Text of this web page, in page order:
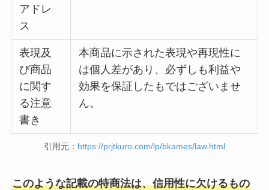
アドレ
ス
表現及
び商品
に関す
る注意
書き
本商品に示された表現や再現性に
は個人差があり、必ずしも利益や
効果を保証したもではございませ
ん。
引用元： https://prjtkuro.com/lp/bkames/law.html
このような記載の特商法は、信用性に欠けるもの